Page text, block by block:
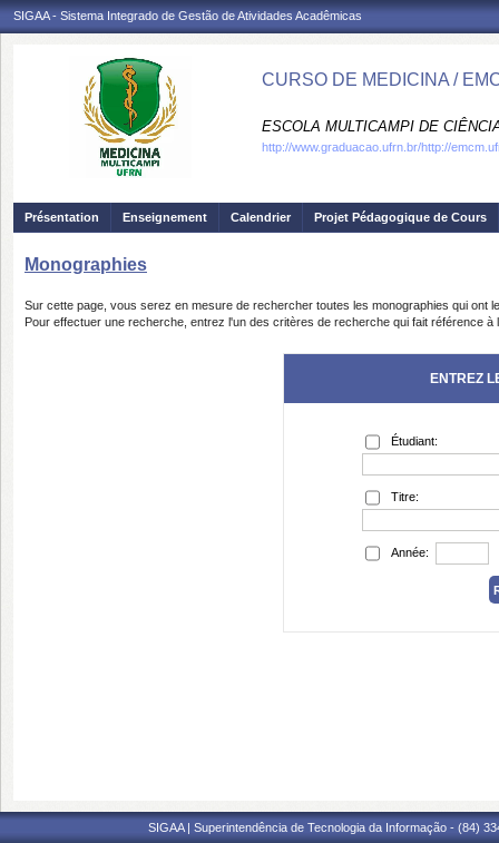
SIGAA - Sistema Integrado de Gestão de Atividades Acadêmicas
CURSO DE MEDICINA /
ESCOLA MULTICAMPI DE
http://www.graduacao.ufrn.br/http://
Présentation Enseignement Calendrier Projet Pédagogique de Cours
Monographies
Sur cette page, vous serez en mesure de rechercher toutes les monographies qui ont
Pour effectuer une recherche, entrez l'un des critères de recherche qui fait référence
ENTREZ
Étudiant:
Titre:
Année:
SIGAA | Superintendência de Tecnologia da Informação - (84)